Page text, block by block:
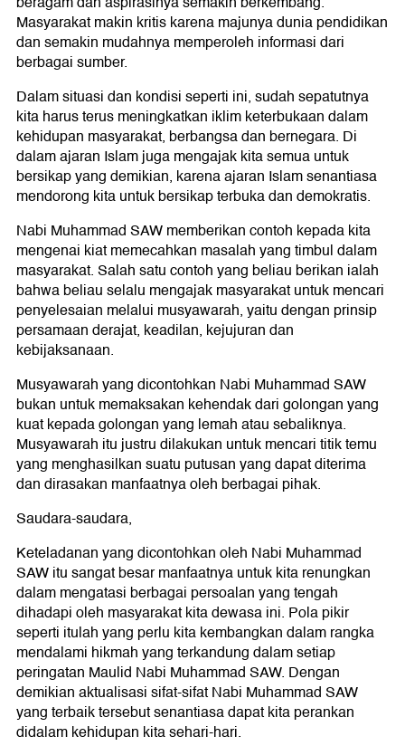
Masyarakat makin kritis karena majunya dunia pendidikan
dan semakin mudahnya memperoleh informasi dari
berbagai sumber.
Dalam situasi dan kondisi seperti ini, sudah sepatutnya
kita harus terus meningkatkan iklim keterbukaan dalam
kehidupan masyarakat, berbangsa dan bernegara. Di
dalam ajaran Islam juga mengajak kita semua untuk
bersikap yang demikian, karena ajaran Islam senantiasa
mendorong kita untuk bersikap terbuka dan demokratis.
Nabi Muhammad SAW memberikan contoh kepada kita
mengenai kiat memecahkan masalah yang timbul dalam
masyarakat. Salah satu contoh yang beliau berikan ialah
bahwa beliau selalu mengajak masyarakat untuk mencari
penyelesaian melalui musyawarah, yaitu dengan prinsip
persamaan derajat, keadilan, kejujuran dan
kebijaksanaan.
Musyawarah yang dicontohkan Nabi Muhammad SAW
bukan untuk memaksakan kehendak dari golongan yang
kuat kepada golongan yang lemah atau sebaliknya.
Musyawarah itu justru dilakukan untuk mencari titik temu
yang menghasilkan suatu putusan yang dapat diterima
dan dirasakan manfaatnya oleh berbagai pihak.
Saudara-saudara,
Keteladanan yang dicontohkan oleh Nabi Muhammad
SAW itu sangat besar manfaatnya untuk kita renungkan
dalam mengatasi berbagai persoalan yang tengah
dihadapi oleh masyarakat kita dewasa ini. Pola pikir
seperti itulah yang perlu kita kembangkan dalam rangka
mendalami hikmah yang terkandung dalam setiap
peringatan Maulid Nabi Muhammad SAW. Dengan
demikian aktualisasi sifat-sifat Nabi Muhammad SAW
yang terbaik tersebut senantiasa dapat kita perankan
didalam kehidupan kita sehari-hari.